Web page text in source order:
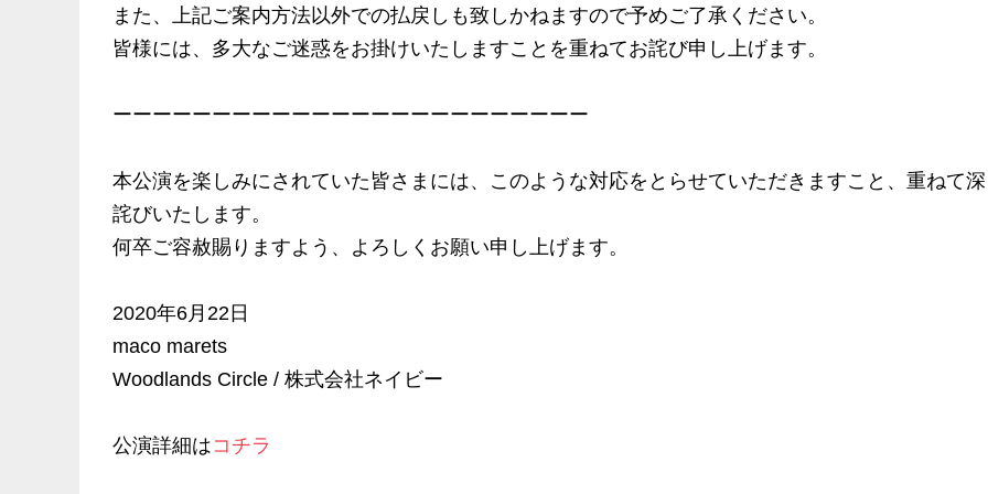
また、上記ご案内方法以外での払戻しも致しかねますので予めご了承ください。
皆様には、多大なご迷惑をお掛けいたしますことを重ねてお詫び申し上げます。
ーーーーーーーーーーーーーーーーーーーーーーーー
本公演を楽しみにされていた皆さまには、このような対応をとらせていただきますこと、重ねて
詫びいたします。
何卒ご容赦賜りますよう、よろしくお願い申し上げます。
2020年6月22日
maco marets
Woodlands Circle / 株式会社ネイビー
公演詳細はコチラ